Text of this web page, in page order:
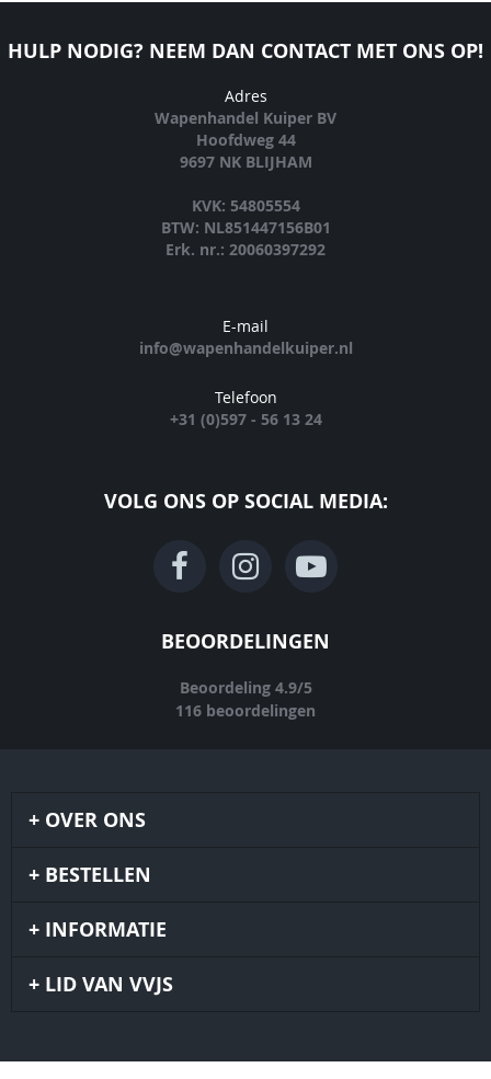
HULP NODIG? NEEM DAN CONTACT MET ONS OP!
Adres
Wapenhandel Kuiper BV
Hoofdweg 44
9697 NK BLIJHAM
KVK: 54805554
BTW: NL851447156B01
Erk. nr.: 20060397292
E-mail
info@wapenhandelkuiper.nl
Telefoon
+31 (0)597 - 56 13 24
VOLG ONS OP SOCIAL MEDIA:
BEOORDELINGEN
Beoordeling 4.9/5
116 beoordelingen
OVER ONS
BESTELLEN
INFORMATIE
LID VAN VVJS